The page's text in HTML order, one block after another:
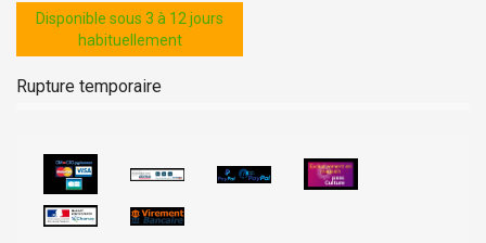
Disponible sous 3 à 12 jours
habituellement
Rupture temporaire